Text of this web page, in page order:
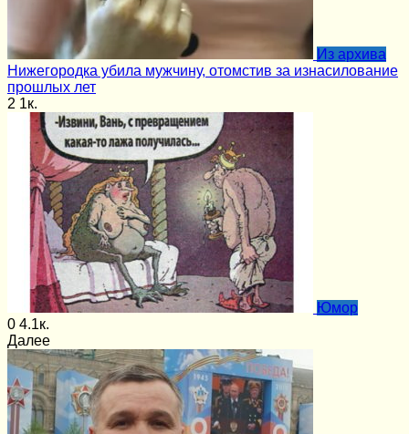
Из архива
Нижегородка убила мужчину, отомстив за изнасилование
прошлых лет
2 1к.
Юмор
0 4.1к.
Далее